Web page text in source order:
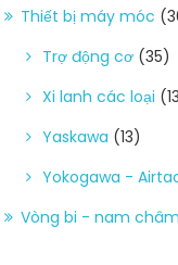
Thiết bị máy móc
Trợ động cơ (35)
Xi lanh các loại
Yaskawa (13)
Yokogawa -
Vòng bi - nam châm